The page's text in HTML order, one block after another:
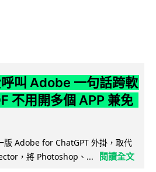
叫 Adobe 一句話跨軟
不用開多個 APP 兼免
版 Adobe for ChatGPT 外掛，取代
，將 Photoshop、...
閱讀全文